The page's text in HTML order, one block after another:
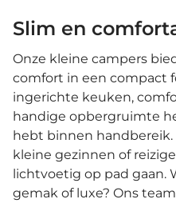
Slim en
Onze kleine campers
comfort in een compact
ingerichte keuken,
handige opbergruimte
hebt binnen handbereik.
kleine gezinnen of
lichtvoetig op pad gaan.
gemak of luxe? Ons